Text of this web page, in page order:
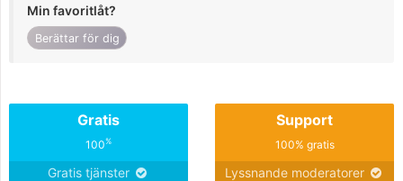
Min favoritlåt?
Berättar för dig
Gratis
100%
Gratis tjänster
Support
100% gratis
Lyssnande moderatorer